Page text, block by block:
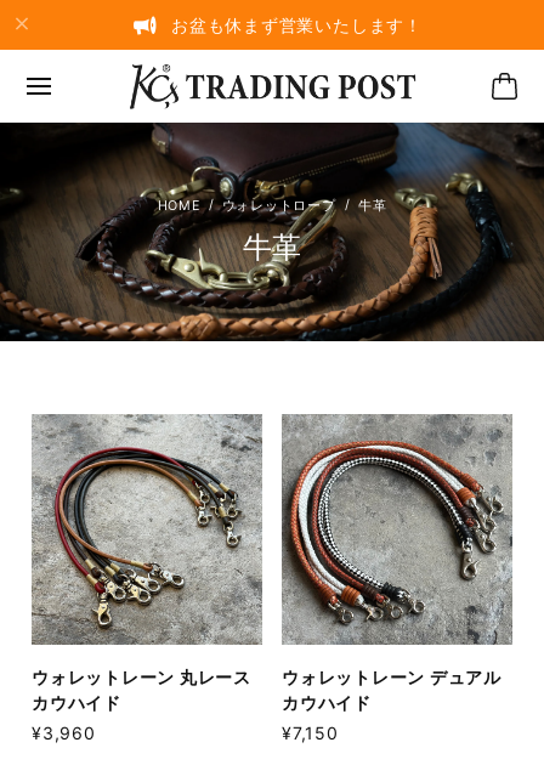
お盆も休まず営業いたします！
ウォレットロープ 牛革
牛革
ウォレットレーン 丸レース
カウハイド
¥3,960
ウォレットレーン デュアル
カウハイド
¥7,150